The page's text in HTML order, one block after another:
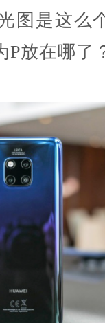
图是这么
P放在哪了